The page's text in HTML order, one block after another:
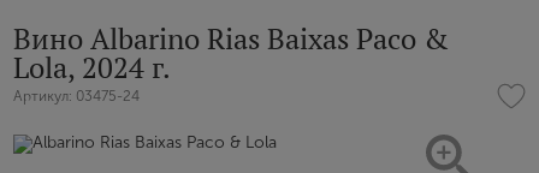
Вино Albarino Rias Baixas Paco &
Lola, 2024 г.
Артикул: 03475-24